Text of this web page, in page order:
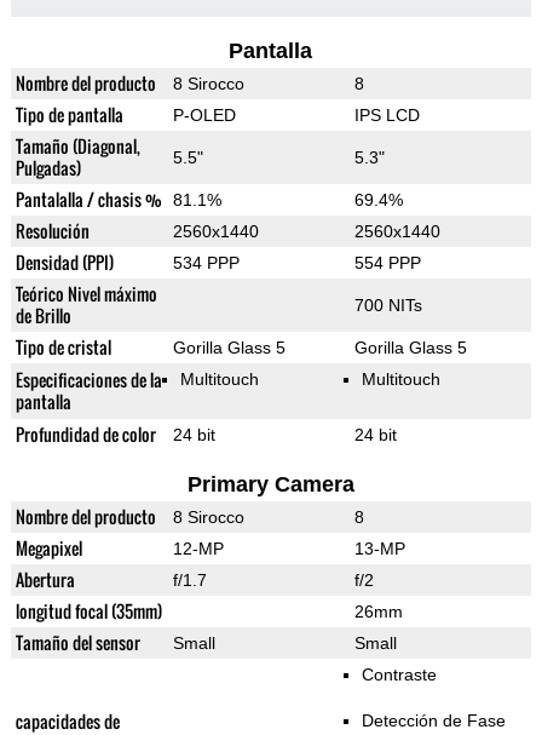
Pantalla
Nombre del producto 8 Sirocco 8
Tipo de pantalla P-OLED IPS LCD
Tamaño (Diagonal,
Pulgadas)
5.5" 5.3"
Pantalalla / chasis % 81.1% 69.4%
Resolución 2560x1440 2560x1440
Densidad (PPI) 534 PPP 554 PPP
Teórico Nivel máximo
de Brillo
700 NITs
Tipo de cristal Gorilla Glass 5 Gorilla Glass 5
Especificaciones de la
pantalla
Multitouch Multitouch
Profundidad de color 24 bit 24 bit
Primary Camera
Nombre del producto 8 Sirocco 8
Megapixel 12-MP 13-MP
Abertura f/1.7 f/2
longitud focal (35mm) 26mm
Tamaño del sensor Small Small
capacidades de
Contraste
Detección de Fase